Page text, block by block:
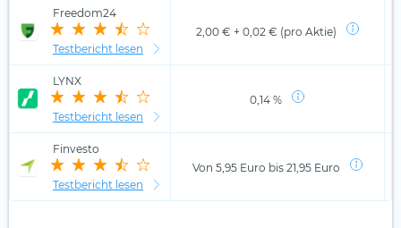
Freedom24
Testbericht lesen
2,00 € + 0,02 € (pro Aktie)
LYNX
Testbericht lesen
0,14 %
Finvesto
Testbericht lesen
Von 5,95 Euro bis 21,95 Euro